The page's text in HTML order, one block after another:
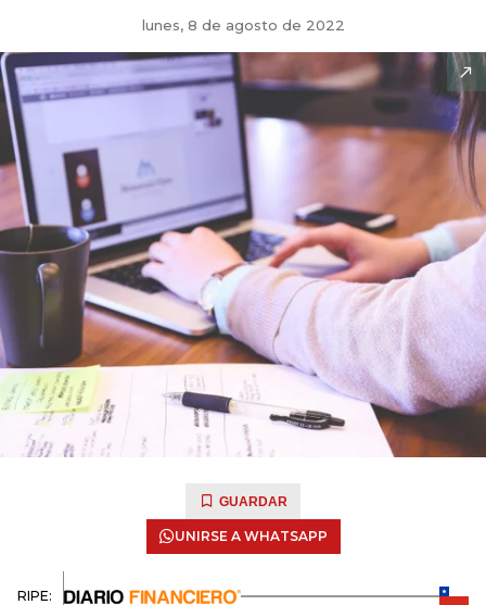
lunes, 8 de agosto de 2022
GUARDAR
UNIRSE A WHATSAPP
RIPE: